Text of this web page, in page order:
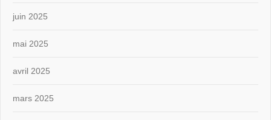
juin 2025
mai 2025
avril 2025
mars 2025